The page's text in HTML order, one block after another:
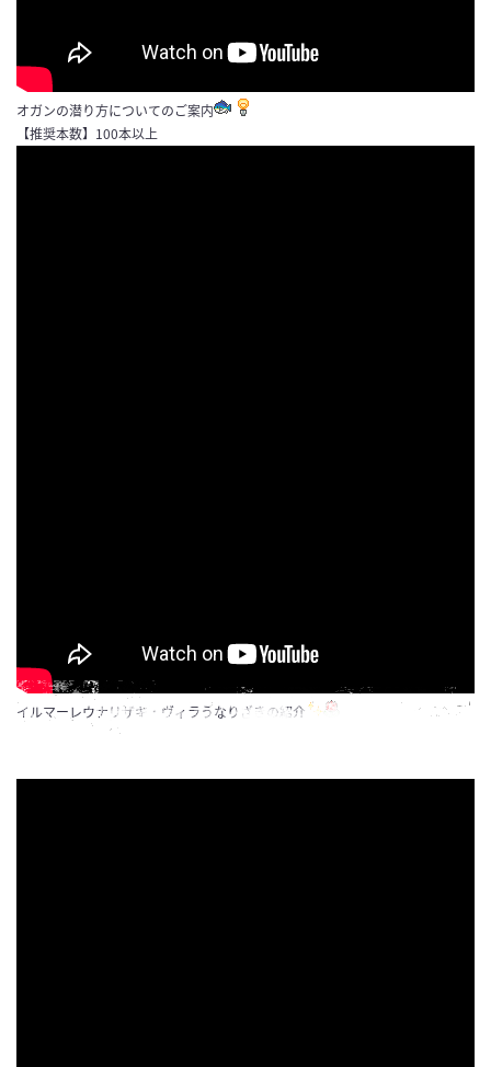
オガンの潜り方についてのご案内
【推奨本数】100本以上
イルマーレウナリザキ・ヴィラうなりざきの紹介